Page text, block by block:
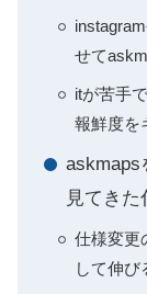
せて
itが苦手
報鮮度を
askmaps
見てき
仕様変更
して伸び